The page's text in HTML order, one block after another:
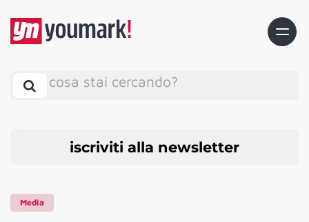
cosa stai cercando?
iscriviti alla newsletter
Media